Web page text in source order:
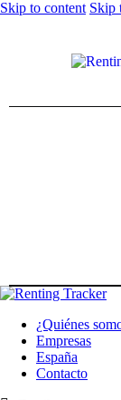
Skip to content Skip
¿Quiénes
Empresas
España
Contacto